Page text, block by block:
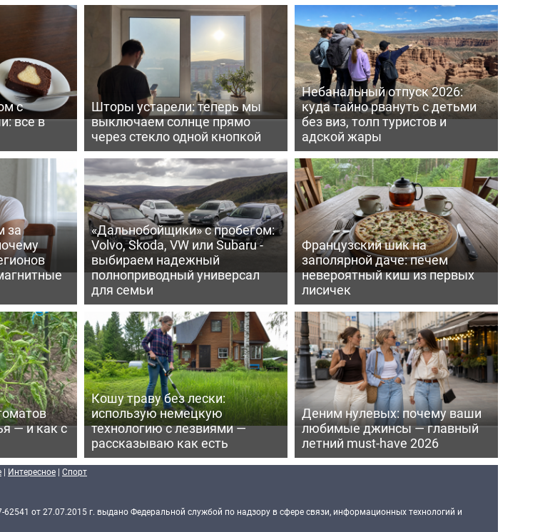
с
все в
Шторы устарели: теперь мы
выключаем солнце прямо
через стекло одной кнопкой
Небанальный отпуск 2026:
куда тайно рвануть с детьми
без виз, толп туристов и
адской жары
за
«Дальнобойщики» с пробегом:
Volvo, Skoda, VW или Subaru -
выбираем надежный
полноприводный универсал
для семьи
Французский шик на
заполярной даче: печем
невероятный киш из первых
лисичек
— и как с
Кошу траву без лески:
использую немецкую
технологию с лезвиями —
рассказываю как есть
Деним нулевых: почему ваши
любимые джинсы — главный
летний must-have 2026
| Интересное | Спорт
от 27.07.2015 г. выдано Федеральной службой по надзору в сфере связи, информационных технологий и